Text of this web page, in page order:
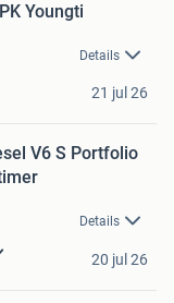
Youngti
Details
21 jul 26
V6 S Portfolio
Details
20 jul 26